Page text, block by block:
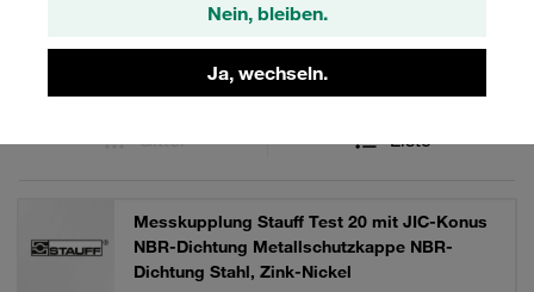
Nein, bleiben.
Ja, wechseln.
Gitter Liste
Messkupplung Stauff Test 20 mit JIC-Konus
NBR-Dichtung Metallschutzkappe NBR-
Dichtung Stahl, Zink-Nickel